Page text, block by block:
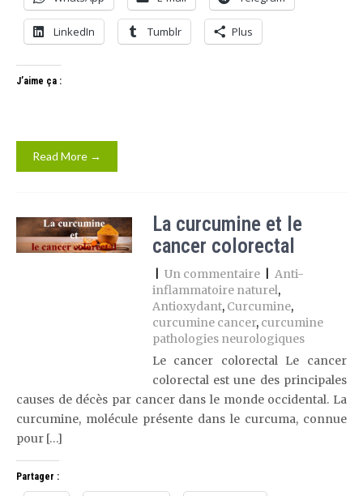
LinkedIn Tumblr Plus
J’aime ça :
Read More →
La curcumine et le
cancer colorectal
Un commentaire
Anti-
inflammatoire naturel,
Antioxydant, Curcumine,
curcumine cancer, curcumine
pathologies neurologiques
Le cancer colorectal Le cancer
colorectal est une des principales
causes de décès par cancer dans le monde occidental. La
curcumine, molécule présente dans le curcuma, connue
pour […]
Partager :